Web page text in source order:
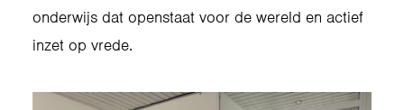
onderwijs dat openstaat voor de wereld en actief
inzet op vrede.